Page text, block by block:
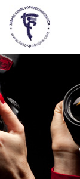
treści